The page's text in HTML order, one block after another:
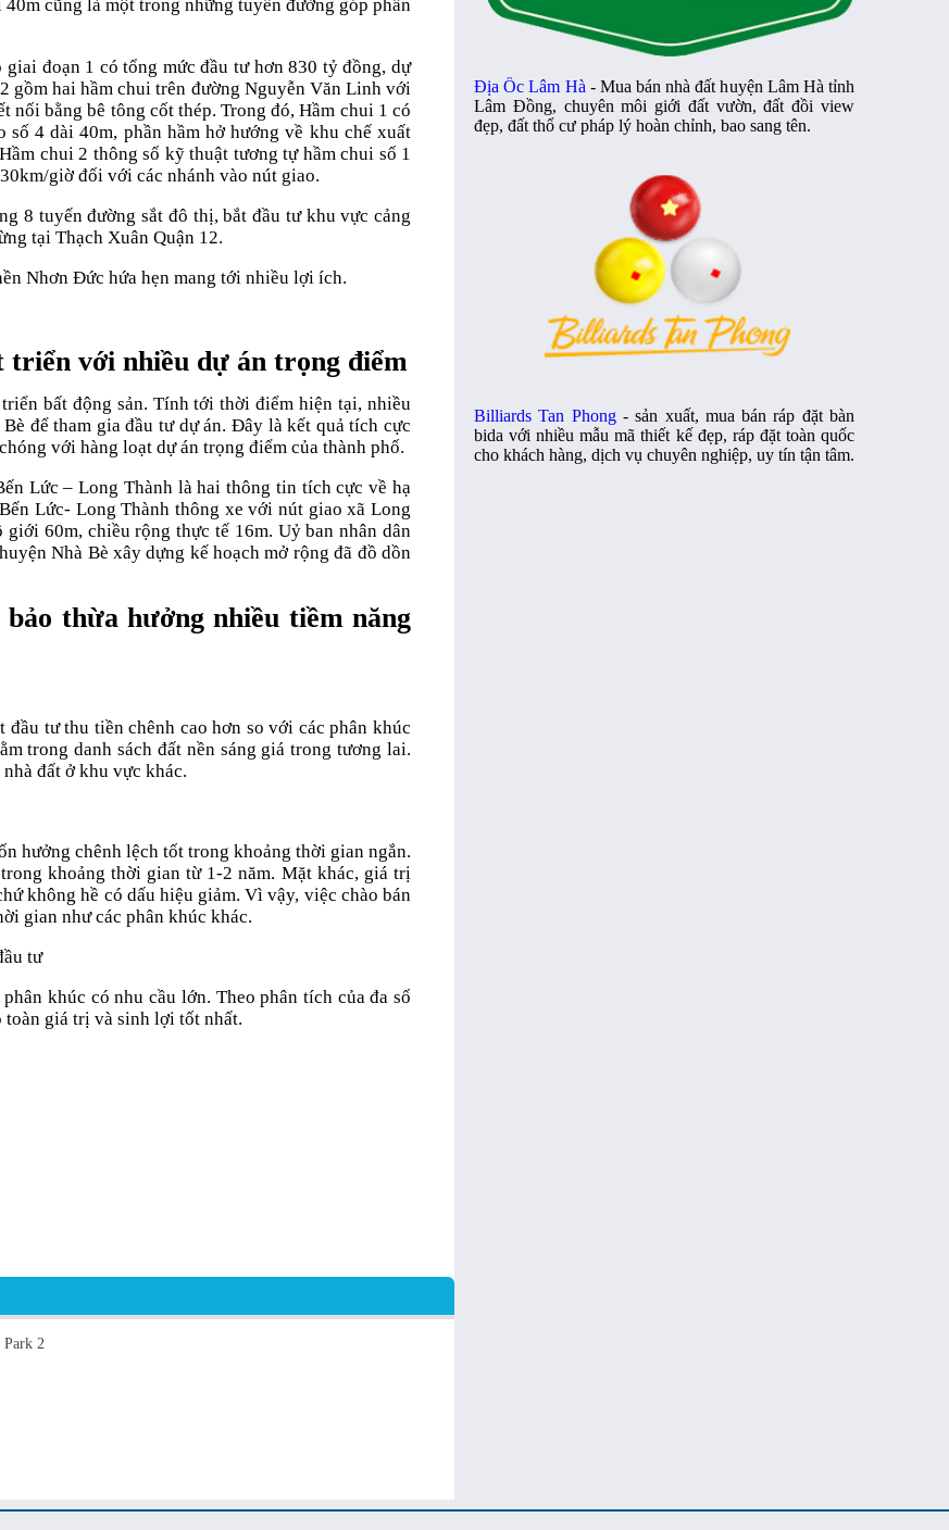
cũng là một trong những tuyến đường góp phần
đoạn 1 có tổng mức đầu tư hơn 830 tỷ đồng, dự
gồm hai hầm chui trên đường Nguyễn Văn Linh với
nối bằng bê tông cốt thép. Trong đó, Hầm chui 1 có
4 dài 40m, phần hầm hở hướng về khu chế xuất
chui 2 thông số kỹ thuật tương tự hầm chui số 1
giờ đối với các nhánh vào nút giao.
8 tuyến đường sắt đô thị, bắt đầu tư khu vực cảng
tại Thạch Xuân Quận 12.
Nhơn Đức hứa hẹn mang tới nhiều lợi ích.
với nhiều dự án trọng điểm
bất động sản. Tính tới thời điểm hiện tại, nhiều
để tham gia đầu tư dự án. Đây là kết quả tích cực
với hàng loạt dự án trọng điểm của thành phố.
Lức – Long Thành là hai thông tin tích cực về hạ
Lức- Long Thành thông xe với nút giao xã Long
60m, chiều rộng thực tế 16m. Uỷ ban nhân dân
Nhà Bè xây dựng kế hoạch mở rộng đã đồ dồn
thừa hưởng nhiều tiềm năng
tư thu tiền chênh cao hơn so với các phân khúc
trong danh sách đất nền sáng giá trong tương lai.
đất ở khu vực khác.
hưởng chênh lệch tốt trong khoảng thời gian ngắn.
khoảng thời gian từ 1-2 năm. Mặt khác, giá trị
không hề có dấu hiệu giảm. Vì vậy, việc chào bán
gian như các phân khúc khác.
tư
khúc có nhu cầu lớn. Theo phân tích của đa số
toàn giá trị và sinh lợi tốt nhất.
Park 2
Địa Ốc Lâm Hà - Mua bán nhà đất huyện Lâm Hà tỉnh
Lâm Đồng, chuyên môi giới đất vườn, đất đồi view
đẹp, đất thổ cư pháp lý hoàn chỉnh, bao sang tên.
Billiards Tan Phong- sản xuất, mua bán ráp đặt bàn
bida với nhiều mẫu mã thiết kế đẹp, ráp đặt toàn quốc
cho khách hàng, dịch vụ chuyên nghiệp, uy tín tận tâm.